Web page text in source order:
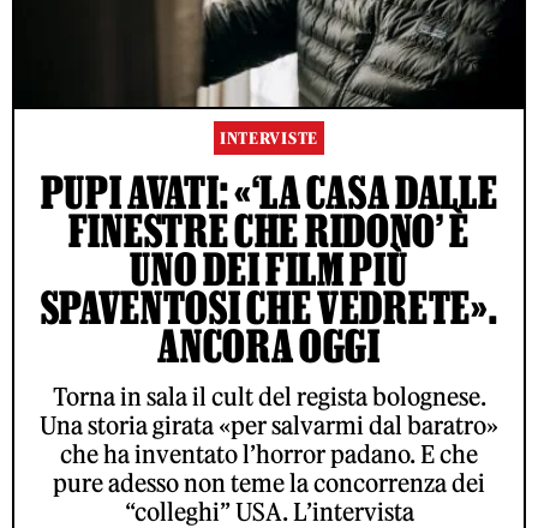
INTERVISTE
PUPI AVATI: «‘LA CASA DALLE
FINESTRE CHE RIDONO’ È
UNO DEI FILM PIÙ
SPAVENTOSI CHE VEDRETE».
ANCORA OGGI
Torna in sala il cult del regista bolognese.
Una storia girata «per salvarmi dal baratro»
che ha inventato l’horror padano. E che
pure adesso non teme la concorrenza dei
“colleghi” USA. L’intervista